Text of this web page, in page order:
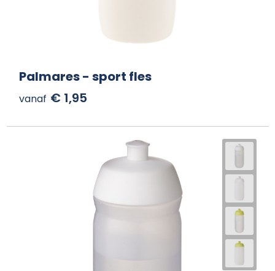
Palmares - sport fles
vanaf € 1,95